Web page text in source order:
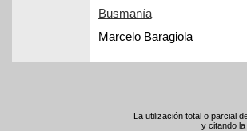
Busmanía
Marcelo Baragiola
La utilización total o parcial
y citando